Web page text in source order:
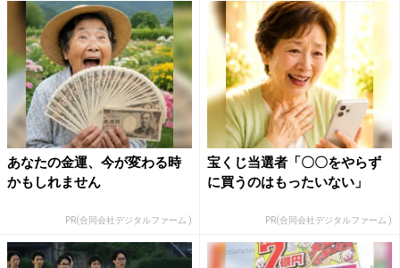
あなたの金運、今が変わる時
かもしれません
PR(合同会社デジタルファーム )
宝くじ当選者「〇〇をやらず
に買うのはもったいない」
PR(合同会社デジタルファーム )